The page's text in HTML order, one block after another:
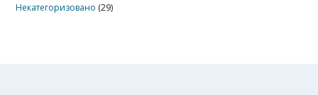
Некатегоризовано (29)